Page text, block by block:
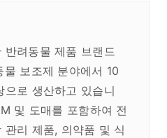
반려동물 제품 브랜드
보조제 분야에서 10
으로 생산하고 있습니
및 도매를 포함하여 전
리 제품, 의약품 및 식